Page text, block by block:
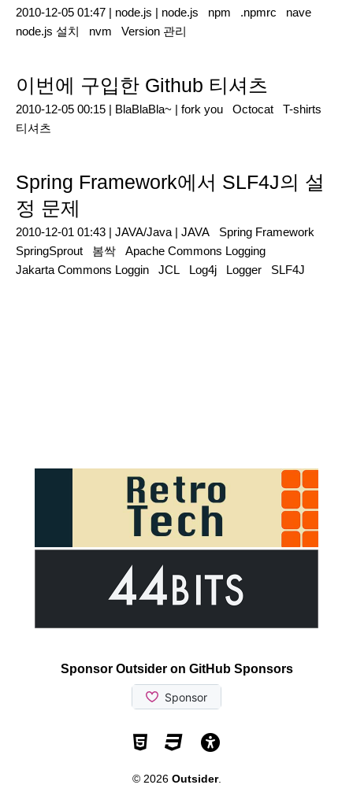
2010-12-05 01:47 | node.js | node.js npm .npmrc
nave
node.js 설치
nvm Version 관리
이번에 구입한 Github 티셔츠
2010-12-05 00:15 | BlaBlaBla~ | fork you Octocat
T-shirts
티셔츠
Spring Framework에서 SLF4J의 설
정 문제
2010-12-01 01:43 | JAVA/Java | JAVA
Spring Framework
SpringSprout
봄싹
Apache Commons Logging
Jakarta Commons Loggin
JCL Log4j Logger SLF4J
Sponsor Outsider on GitHub Sponsors
Valid HTML5
Valid CSS
WCAG 2.1 AA
© 2026 Outsider.